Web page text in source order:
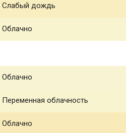
Слабый дождь
Облачно
Облачно
Переменная облачность
Облачно